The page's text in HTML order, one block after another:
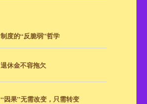
制度的“反脆弱”哲学
退休金不容拖欠
“因果”无需改变，只需转变